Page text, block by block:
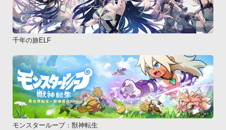
千年の旅ELF
モンスターループ：獣神転生